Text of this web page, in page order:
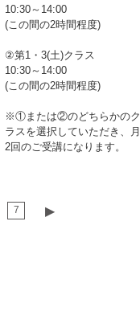
10:30～14:00
(この間の2時間程度)
②第1・3(土)クラス
10:30～14:00
(この間の2時間程度)
※①または②のどちらかのク
ラスを選択していただき、月
2回のご受講になります。
7 ▶︎